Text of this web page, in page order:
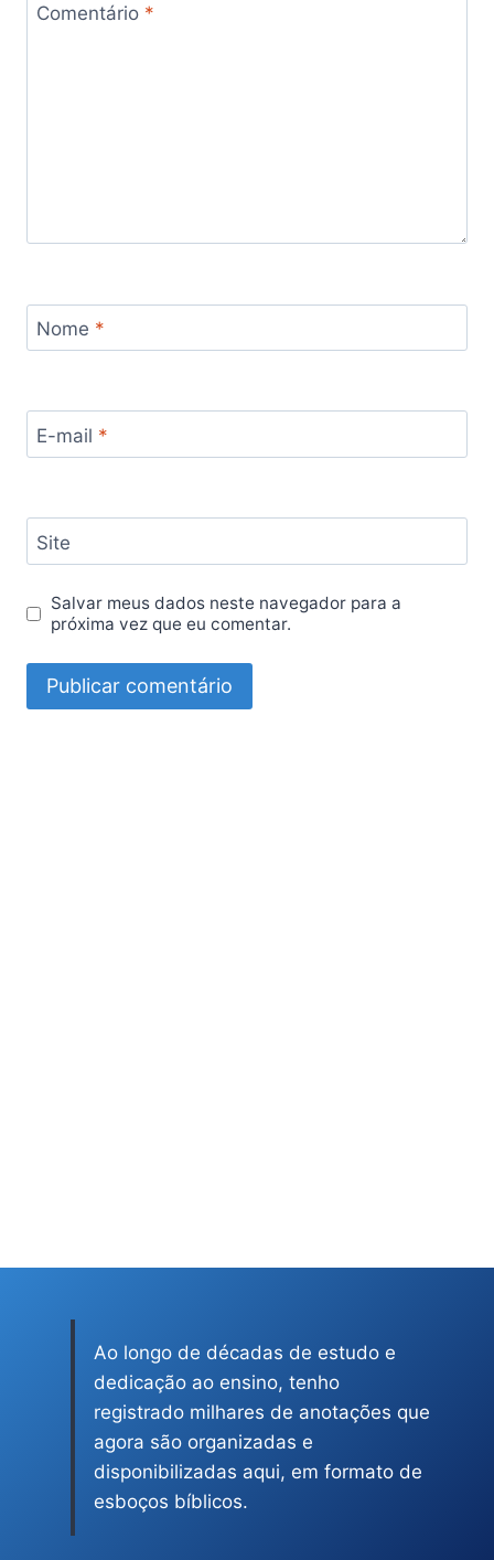
Comentário *
Nome *
E-mail *
Site
Salvar meus dados neste navegador para a
próxima vez que eu comentar.
Ao longo de décadas de estudo e
dedicação ao ensino, tenho
registrado milhares de anotações que
agora são organizadas e
disponibilizadas aqui, em formato de
esboços bíblicos.